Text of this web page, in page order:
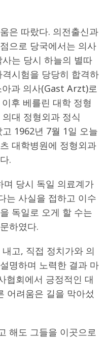
은 따랐다. 의전출신과
으로 당국에서는 의사
는 당시 하늘의 별따
시험을 당당히 합격하
과 의사(Gast Arzt)로
후 베를린 대학 정형
대 정형외과 정식
1962년 7월 1일 오늘
대학병원에 정형외과
.
며 당시 독일 의료계가
는 사실을 접하고 이수
독일로 오게 할 수는
하였다.
고, 직접 정치가와 의
명하며 노력한 결과 마
협회에서 긍정적인 대
어려움은 길을 막아섰
해도 그들을 이곳으로